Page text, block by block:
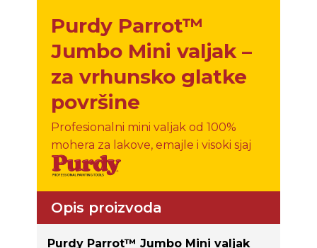
Purdy Parrot™
Jumbo Mini valjak –
za vrhunsko glatke
površine
Profesionalni mini valjak od 100%
mohera za lakove, emajle i visoki sjaj
Opis proizvoda
Purdy Parrot™ Jumbo Mini valjak